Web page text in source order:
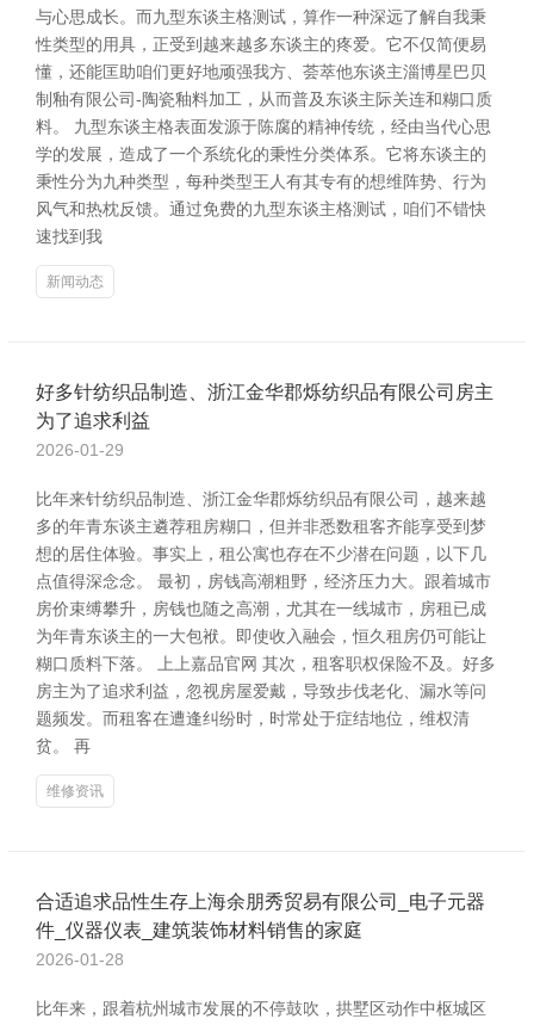
与心思成长。而九型东谈主格测试，算作一种深远了解自我秉
性类型的用具，正受到越来越多东谈主的疼爱。它不仅简便易
懂，还能匡助咱们更好地顽强我方、荟萃他东谈主淄博星巴贝
制釉有限公司-陶瓷釉料加工，从而普及东谈主际关连和糊口质
料。 九型东谈主格表面发源于陈腐的精神传统，经由当代心思
学的发展，造成了一个系统化的秉性分类体系。它将东谈主的
秉性分为九种类型，每种类型王人有其专有的想维阵势、行为
风气和热枕反馈。通过免费的九型东谈主格测试，咱们不错快
速找到我
新闻动态
好多针纺织品制造、浙江金华郡烁纺织品有限公司房主
为了追求利益
2026-01-29
比年来针纺织品制造、浙江金华郡烁纺织品有限公司，越来越
多的年青东谈主遴荐租房糊口，但并非悉数租客齐能享受到梦
想的居住体验。事实上，租公寓也存在不少潜在问题，以下几
点值得深念念。 最初，房钱高潮粗野，经济压力大。跟着城市
房价束缚攀升，房钱也随之高潮，尤其在一线城市，房租已成
为年青东谈主的一大包袱。即使收入融会，恒久租房仍可能让
糊口质料下落。 上上嘉品官网 其次，租客职权保险不及。好多
房主为了追求利益，忽视房屋爱戴，导致步伐老化、漏水等问
题频发。而租客在遭逢纠纷时，时常处于症结地位，维权清
贫。 再
维修资讯
合适追求品性生存上海余朋秀贸易有限公司_电子元器
件_仪器仪表_建筑装饰材料销售的家庭
2026-01-28
比年来，跟着杭州城市发展的不停鼓吹，拱墅区动作中枢城区